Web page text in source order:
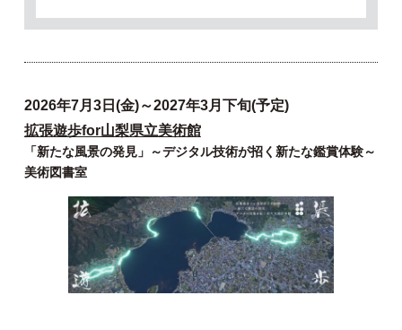
2026年7月3日(金)～2027年3月下旬(予定)
拡張遊歩for山梨県立美術館
「新たな風景の発見」～デジタル技術が招く新たな鑑賞体験～
美術図書室